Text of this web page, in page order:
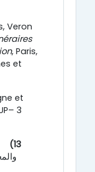
Veron
, Paris,
et
et
– 3
13)